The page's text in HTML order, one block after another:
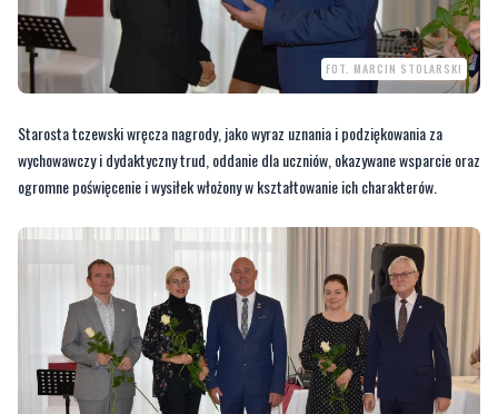
FOT. MARCIN STOLARSKI
Starosta tczewski wręcza nagrody, jako wyraz uznania i podziękowania za
wychowawczy i dydaktyczny trud, oddanie dla uczniów, okazywane wsparcie oraz
ogromne poświęcenie i wysiłek włożony w kształtowanie ich charakterów.